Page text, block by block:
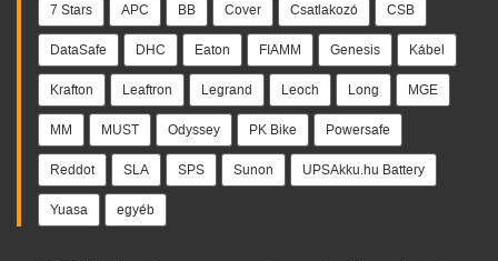
7 Stars APC BB Cover Csatlakozó CSB
DataSafe DHC Eaton FIAMM Genesis Kábel
Krafton Leaftron Legrand Leoch Long MGE
MM MUST Odyssey PK Bike Powersafe
Reddot SLA SPS Sunon UPSAkku.hu Battery
Yuasa egyéb